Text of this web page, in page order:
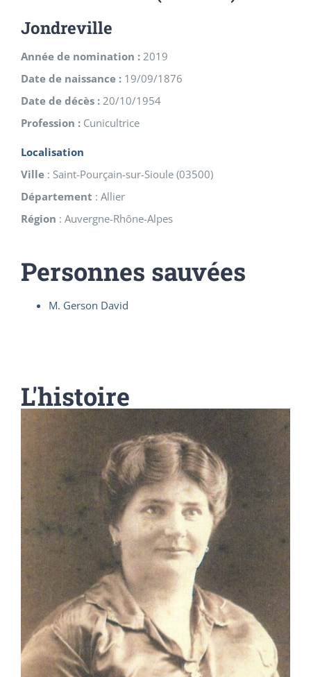
Jondreville
Année de nomination : 2019
Date de naissance : 19/09/1876
Date de décès : 20/10/1954
Profession : Cunicultrice
Localisation
Ville : Saint-Pourçain-sur-Sioule (03500)
Département : Allier
Région : Auvergne-Rhône-Alpes
Personnes sauvées
M. Gerson David
L'histoire